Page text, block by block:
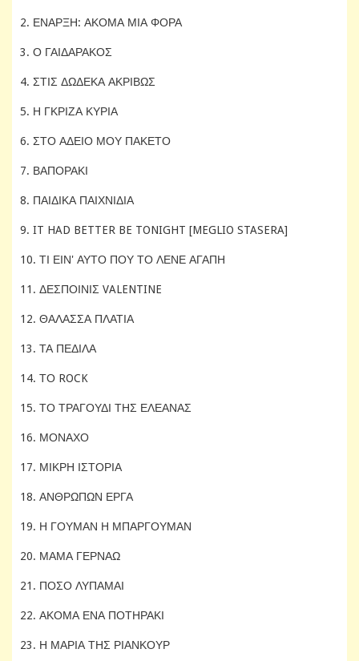
2. ΕΝΑΡΞΗ: ΑΚΟΜΑ ΜΙΑ ΦΟΡΑ
3. Ο ΓΑΙΔΑΡΑΚΟΣ
4. ΣΤΙΣ ΔΩΔΕΚΑ ΑΚΡΙΒΩΣ
5. Η ΓΚΡΙΖΑ ΚΥΡΙΑ
6. ΣΤΟ ΑΔΕΙΟ ΜΟΥ ΠΑΚΕΤΟ
7. ΒΑΠΟΡΑΚΙ
8. ΠΑΙΔΙΚΑ ΠΑΙΧΝΙΔΙΑ
9. IT HAD BETTER BE TONIGHT [MEGLIO STASERA]
10. ΤΙ ΕΙΝ' ΑΥΤΟ ΠΟΥ ΤΟ ΛΕΝΕ ΑΓΑΠΗ
11. ΔΕΣΠΟΙΝΙΣ VALENTINE
12. ΘΑΛΑΣΣΑ ΠΛΑΤΙΑ
13. ΤΑ ΠΕΔΙΛΑ
14. ΤΟ ROCK
15. ΤΟ ΤΡΑΓΟΥΔΙ ΤΗΣ ΕΛΕΑΝΑΣ
16. ΜΟΝΑΧΟ
17. ΜΙΚΡΗ ΙΣΤΟΡΙΑ
18. ΑΝΘΡΩΠΩΝ ΕΡΓΑ
19. Η ΓΟΥΜΑΝ Η ΜΠΑΡΓΟΥΜΑΝ
20. ΜΑΜΑ ΓΕΡΝΑΩ
21. ΠΟΣΟ ΛΥΠΑΜΑΙ
22. ΑΚΟΜΑ ΕΝΑ ΠΟΤΗΡΑΚΙ
23. Η ΜΑΡΙΑ ΤΗΣ ΡΙΑΝΚΟΥΡ